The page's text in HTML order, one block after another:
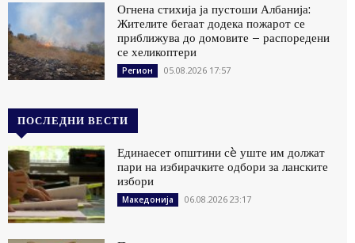
Огнена стихија ја пустоши Албанија:
Жителите бегаат додека пожарот се
приближува до домовите – распоредени
се хеликоптери
Регион 05.08.2026 17:57
ПОСЛЕДНИ ВЕСТИ
Единаесет општини сè уште им должат
пари на избирачките одбори за ланските
избори
Македонија 06.08.2026 23:17